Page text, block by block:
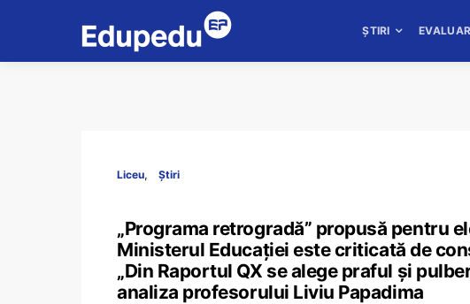
ȘTIRI
Liceu Știri
„Programa retrogradă” propusă pentru
Ministerul Educației este criticată de
„Din Raportul QX se alege praful și
analiza profesorului Liviu Papadima